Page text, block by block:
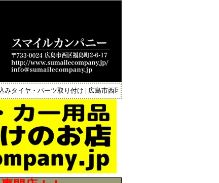
イヤ・パーツ取り付け | 広島市西区｜自動車販売・買取・車検代行、